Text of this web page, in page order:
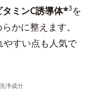
ミンC誘導体*3を
かに整えます。
すい点も人気で
浄成分